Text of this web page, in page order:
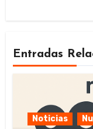
Entradas
Noticias